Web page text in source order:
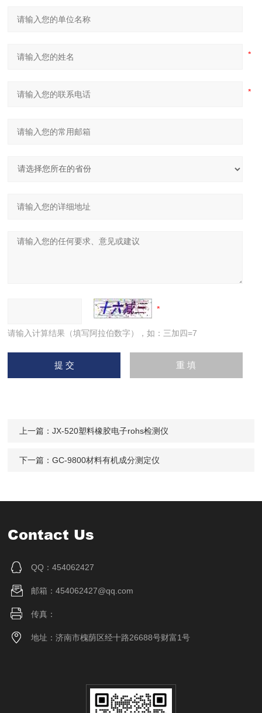
请输入计算结果（填写阿拉伯数字），如：三加四=7
上一篇：JX-520塑料橡胶电子rohs检测仪
下一篇：GC-9800材料有机成分测定仪
Contact Us
QQ：454062427
邮箱：454062427@qq.com
传真：
地址：济南市槐荫区经十路26688号财富1号